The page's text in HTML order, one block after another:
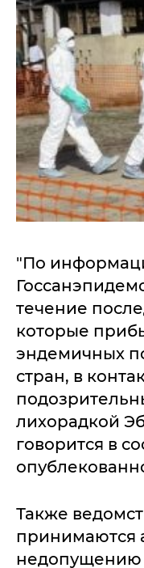
"По
течение
которые
эндемичных
стран, в
лихорадкой
говорится в
Также
принимаются
недопущению